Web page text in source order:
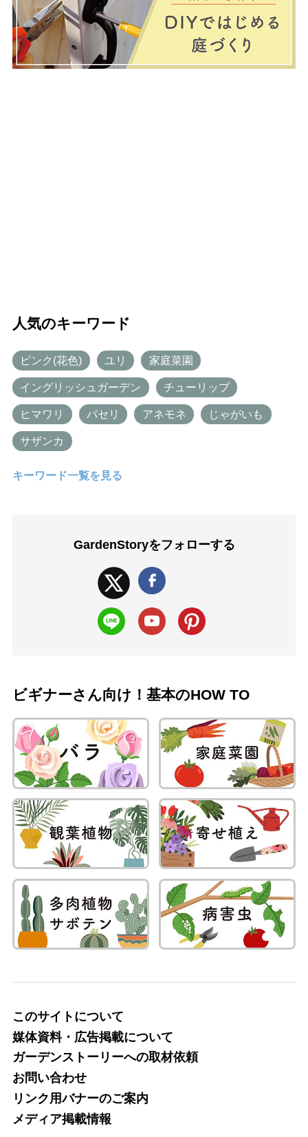
人気のキーワード
ピンク(花色) ユリ 家庭菜園
イングリッシュガーデン チューリップ
ヒマワリ パセリ アネモネ じゃがいも
サザンカ
キーワード一覧を見る
GardenStoryをフォローする
ビギナーさん向け！基本のHOW TO
このサイトについて
媒体資料・広告掲載について
ガーデンストーリーへの取材依頼
お問い合わせ
リンク用バナーのご案内
メディア掲載情報